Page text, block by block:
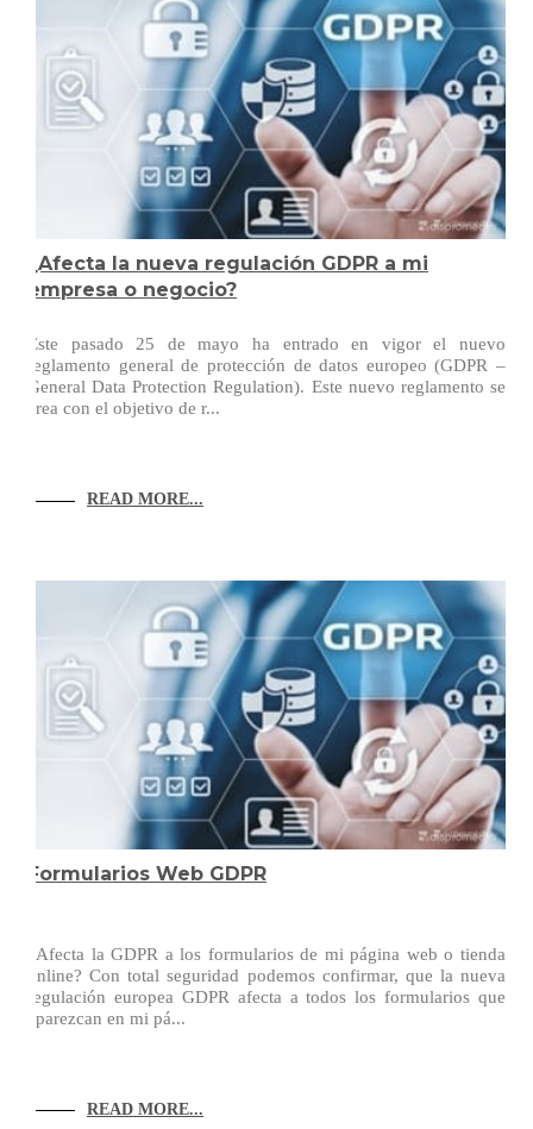
¿Afecta la nueva regulación GDPR a mi
empresa o negocio?
Este pasado 25 de mayo ha entrado en vigor el nuevo
reglamento general de protección de datos europeo (GDPR –
General Data Protection Regulation). Este nuevo reglamento se
crea con el objetivo de r...
READ MORE...
Formularios Web GDPR
¿Afecta la GDPR a los formularios de mi página web o tienda
online? Con total seguridad podemos confirmar, que la nueva
regulación europea GDPR afecta a todos los formularios que
aparezcan en mi pá...
READ MORE...